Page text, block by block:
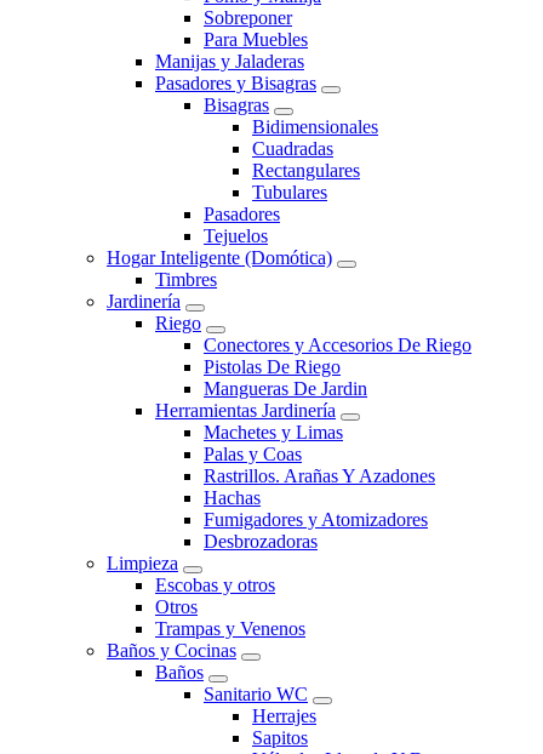
Sobreponer
Para Muebles
Manijas y Jaladeras
Pasadores y Bisagras
Bisagras
Bidimensionales
Cuadradas
Rectangulares
Tubulares
Pasadores
Tejuelos
Hogar Inteligente (Domótica)
Timbres
Jardinería
Riego
Conectores y Accesorios De Riego
Pistolas De Riego
Mangueras De Jardin
Herramientas Jardinería
Machetes y Limas
Palas y Coas
Rastrillos. Arañas Y Azadones
Hachas
Fumigadores y Atomizadores
Desbrozadoras
Limpieza
Escobas y otros
Otros
Trampas y Venenos
Baños y Cocinas
Baños
Sanitario WC
Herrajes
Sapitos